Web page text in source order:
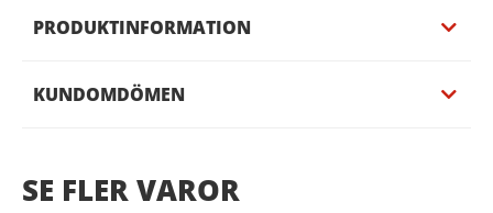
PRODUKTINFORMATION
KUNDOMDÖMEN
SE FLER VAROR